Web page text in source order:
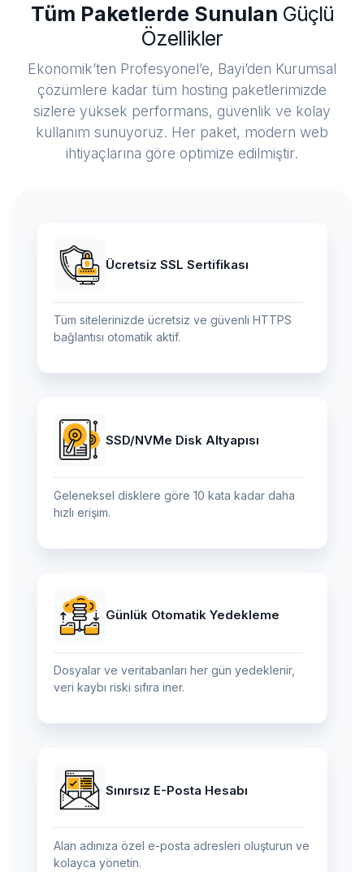
Tüm Paketlerde Sunulan Güçlü
Özellikler
Ekonomik’ten Profesyonel’e, Bayi’den Kurumsal
çözümlere kadar tüm hosting paketlerimizde
sizlere yüksek performans, güvenlik ve kolay
kullanım sunuyoruz. Her paket, modern web
ihtiyaçlarına göre optimize edilmiştir.
Ücretsiz SSL Sertifikası
Tüm sitelerinizde ücretsiz ve güvenli HTTPS
bağlantısı otomatik aktif.
SSD/NVMe Disk Altyapısı
Geleneksel disklere göre 10 kata kadar daha
hızlı erişim.
Günlük Otomatik Yedekleme
Dosyalar ve veritabanları her gün yedeklenir,
veri kaybı riski sıfıra iner.
Sınırsız E-Posta Hesabı
Alan adınıza özel e-posta adresleri oluşturun ve
kolayca yönetin.